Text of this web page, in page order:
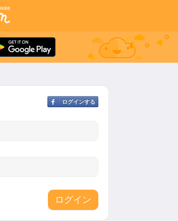
ログインする